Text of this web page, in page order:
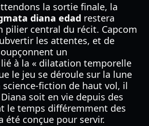
la sortie finale, la
diana edad restera
pilier central du récit. Capcom
les attentes, et de
un
à la « dilatation temporelle
le jeu se déroule sur la lune
fiction de haut vol, il
soit en vie depuis des
le temps différemment des
été conçue pour servir.